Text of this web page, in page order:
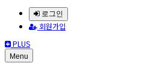
로그인
회원가입
PLUS
Menu